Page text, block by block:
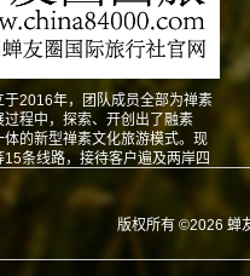
2016年，团队成员全部为禅素
程中，探索、开创出了融素
的新型禅素文化旅游模式。现
条线路，接待客户遍及两岸四
版权所有 ©2026 蝉